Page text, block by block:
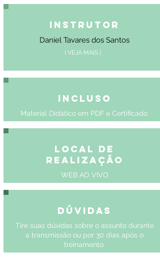
Instrutor
Daniel Tavares dos Santos
[ VEJA MAIS ]
Incluso
Material Didático em PDF e Certificado.
Local de
Realização
WEB AO VIVO
Dúvidas
Tire suas dúvidas sobre o assunto durante
a transmissão ou por 30 dias após o
treinamento.